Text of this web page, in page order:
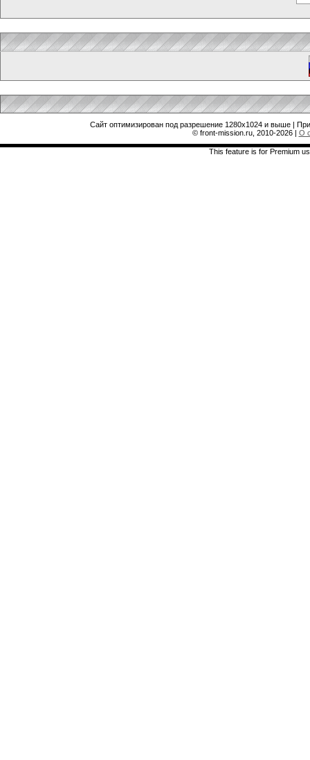
Сайт оптимизирован под разрешение 1280x1024 и выше |
© front-mission.ru, 2010-2026| О
This feature is for Premium